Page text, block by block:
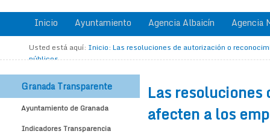
Inicio Ayuntamiento Agencia Albaicín Agencia
Usted está aquí: Inicio: Las resoluciones de autorización o
públicos.
Granada Transparente
Ayuntamiento de Granada
Indicadores Transparencia
Las
afecten a los